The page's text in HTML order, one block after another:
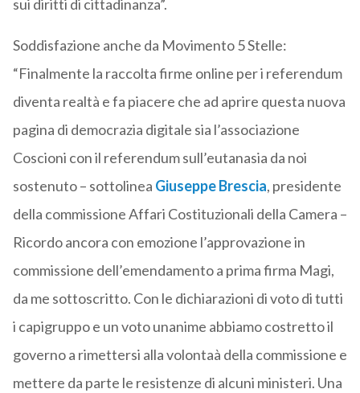
sui diritti di cittadinanza”.
Soddisfazione anche da Movimento 5 Stelle:
“Finalmente la raccolta firme online per i referendum
diventa realtà e fa piacere che ad aprire questa nuova
pagina di democrazia digitale sia l’associazione
Coscioni con il referendum sull’eutanasia da noi
sostenuto – sottolinea Giuseppe Brescia, presidente
della commissione Affari Costituzionali della Camera –
Ricordo ancora con emozione l’approvazione in
commissione dell’emendamento a prima firma Magi,
da me sottoscritto. Con le dichiarazioni di voto di tutti
i capigruppo e un voto unanime abbiamo costretto il
governo a rimettersi alla volontaà della commissione e
mettere da parte le resistenze di alcuni ministeri. Una